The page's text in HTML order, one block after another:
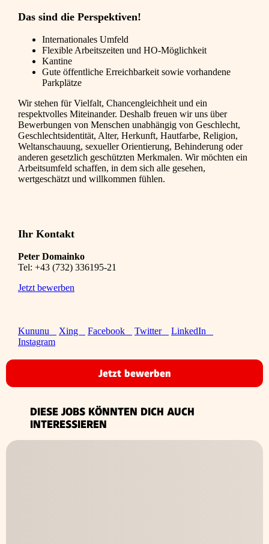
Das sind die Perspektiven!
Internationales Umfeld
Flexible Arbeitszeiten und HO-Möglichkeit
Kantine
Gute öffentliche Erreichbarkeit sowie vorhandene
Parkplätze
Wir stehen für Vielfalt, Chancengleichheit und ein
respektvolles Miteinander. Deshalb freuen wir uns über
Bewerbungen von Menschen unabhängig von Geschlecht,
Geschlechtsidentität, Alter, Herkunft, Hautfarbe, Religion,
Weltanschauung, sexueller Orientierung, Behinderung oder
anderen gesetzlich geschützten Merkmalen. Wir möchten ein
Arbeitsumfeld schaffen, in dem sich alle gesehen,
wertgeschätzt und willkommen fühlen.
Ihr Kontakt
Peter Domainko
Tel: +43 (732) 336195-21
Jetzt bewerben
Kununu Xing Facebook Twitter
LinkedIn
Instagram
Jetzt bewerben
DIESE JOBS KÖNNTEN DICH AUCH
INTERESSIEREN